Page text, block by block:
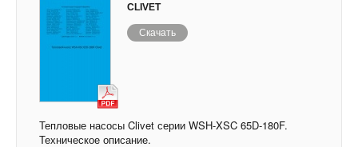
CLIVET
Скачать
Тепловые насосы Clivet серии WSH-XSC 65D-180F.
Техническое описание.